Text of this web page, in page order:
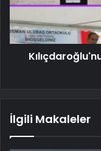
İlgili Makaleler